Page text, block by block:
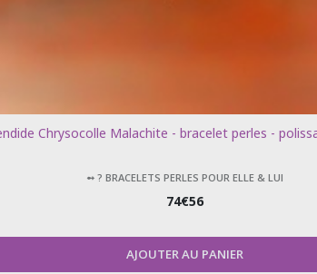
Chrysocolle Malachite - bracelet perles -
➻ ? BRACELETS PERLES POUR ELLE & LUI
74€56
AJOUTER AU PANIER